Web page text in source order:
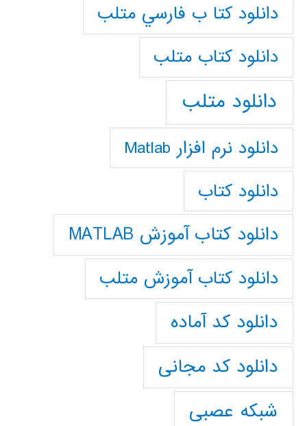
دانلود كتا ب فارسي متلب
دانلود كتاب متلب
دانلود متلب
دانلود نرم افزار Matlab
دانلود کتاب
دانلود کتاب آموزش MATLAB
دانلود کتاب آموزش متلب
دانلود کد آماده
دانلود کد مجانی
شبکه عصبی